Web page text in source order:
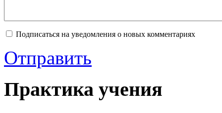
Подписаться на уведомления о новых комментариях
Отправить
Практика учения